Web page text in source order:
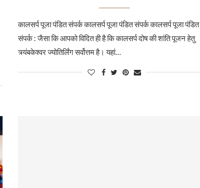
कालसर्प पूजा पंडित संपर्क कालसर्प पूजा पंडित संपर्क कालसर्प पूजा पंडित
संपर्क : जैसा कि आपको विदित ही है कि कालसर्प दोष की शांति पूजन हेतु
त्र्यंबकेश्वर ज्योतिर्लिंग सर्वोत्तम है। यहां…